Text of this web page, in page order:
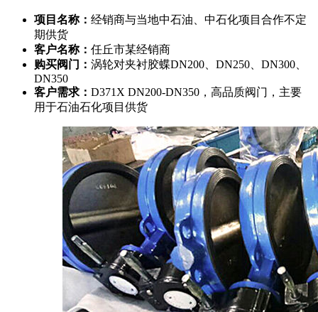
项目名称： 经销商与当地中石油、中石化项目合作不定
期供货
客户名称： 任丘市某经销商
购买阀门： 涡轮对夹衬胶蝶DN200、DN250、DN300、
DN350
客户需求： D371X DN200-DN350，高品质阀门，主要
用于石油石化项目供货